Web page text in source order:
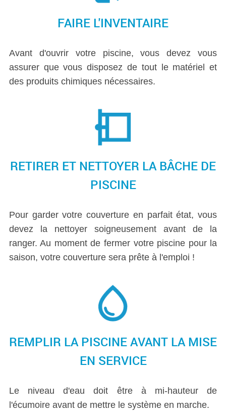
FAIRE L'INVENTAIRE
Avant d'ouvrir votre piscine, vous devez vous
assurer que vous disposez de tout le matériel et
des produits chimiques nécessaires.
RETIRER ET NETTOYER LA BÂCHE DE
PISCINE
Pour garder votre couverture en parfait état, vous
devez la nettoyer soigneusement avant de la
ranger. Au moment de fermer votre piscine pour la
saison, votre couverture sera prête à l'emploi !
REMPLIR LA PISCINE AVANT LA MISE
EN SERVICE
Le niveau d'eau doit être à mi-hauteur de
l'écumoire avant de mettre le système en marche.